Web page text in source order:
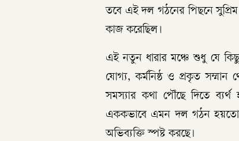
তবে এই দল গঠনের পিছনে সুপ্রিম
কাজ করেছিল।
এই নতুন ধারার মঞ্চে শুধু যে
যোগ্য, কর্মনিষ্ঠ ও প্রকৃত সম্মান
সমস্যার কথা পৌঁছে দিতে ব্যর্থ
এককভাবে এমন দল গঠন হয়তো
অভিব্যক্তি স্পষ্ট করছে।